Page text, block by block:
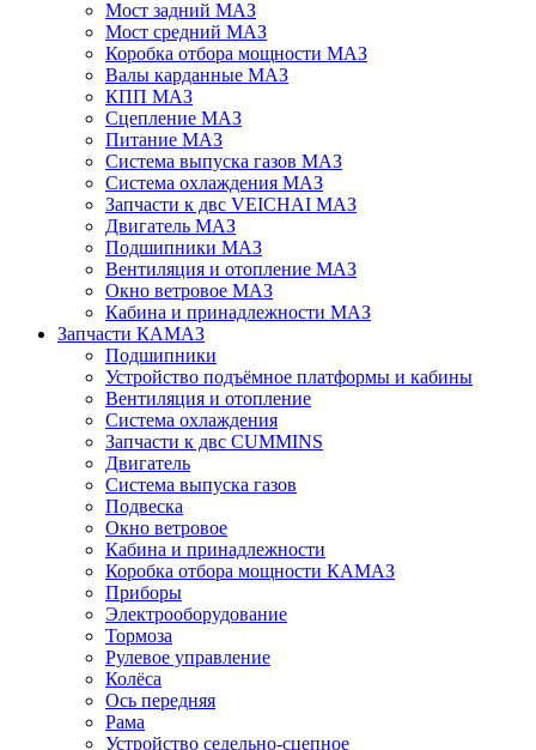
Мост задний МАЗ
Мост средний МАЗ
Коробка отбора мощности МАЗ
Валы карданные МАЗ
КПП МАЗ
Сцепление МАЗ
Питание МАЗ
Система выпуска газов МАЗ
Система охлаждения МАЗ
Запчасти к двс VEICHAI МАЗ
Двигатель МАЗ
Подшипники МАЗ
Вентиляция и отопление МАЗ
Окно ветровое МАЗ
Кабина и принадлежности МАЗ
Запчасти КАМАЗ
Подшипники
Устройство подъёмное платформы и кабины
Вентиляция и отопление
Система охлаждения
Запчасти к двс CUMMINS
Двигатель
Система выпуска газов
Подвеска
Окно ветровое
Кабина и принадлежности
Коробка отбора мощности КАМАЗ
Приборы
Электрооборудование
Тормоза
Рулевое управление
Колёса
Ось передняя
Рама
Устройство седельно-сцепное